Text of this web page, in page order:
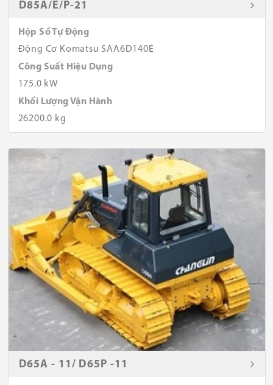
D85A/E/P-21
Hộp Số Tự Động
Động Cơ Komatsu SAA6D140E
Công Suất Hiệu Dụng
175.0 kW
Khối Lượng Vận Hành
26200.0 kg
D65A - 11/ D65P -11